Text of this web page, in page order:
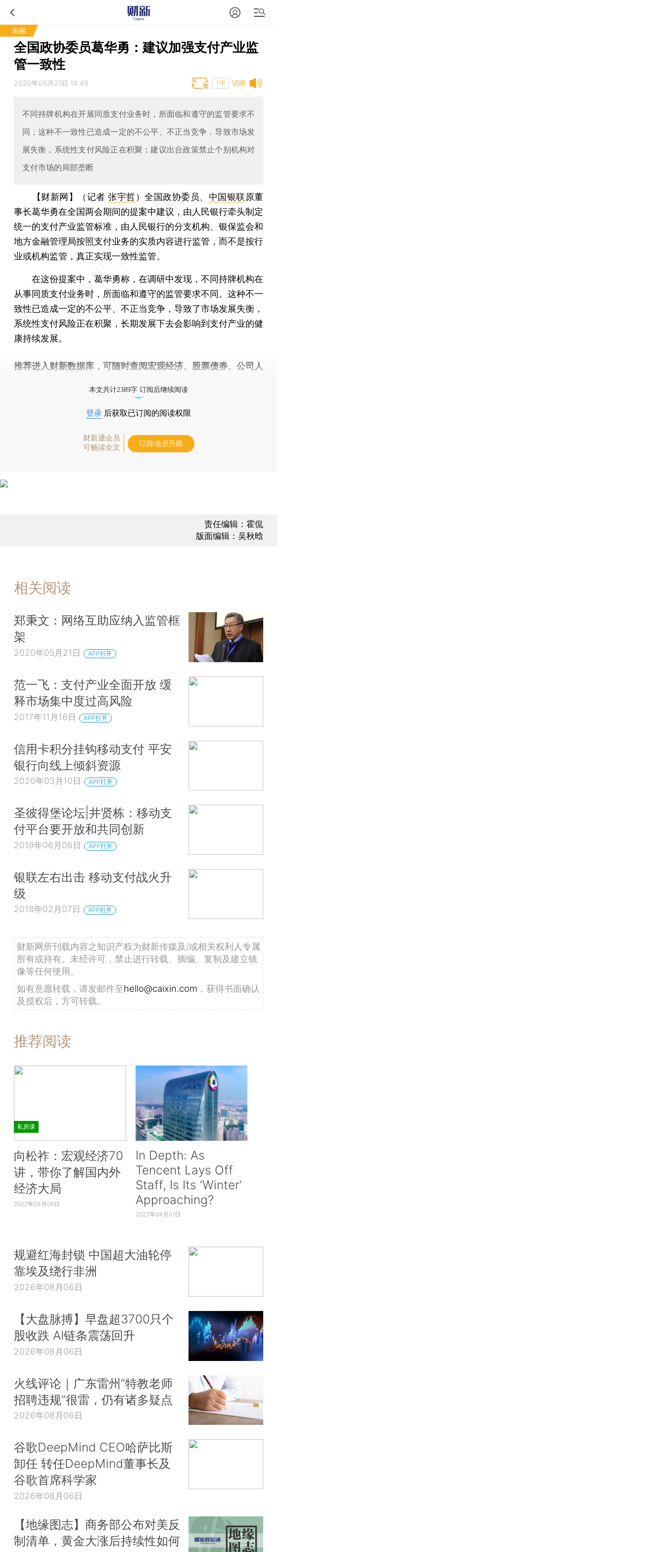
金融
全国政协委员葛华勇：建议加强支付产业监
管一致性
试听
2020年05月21日 14:49 T中
不同持牌机构在开展同质支付业务时，所面临和遵守的监管要求不
同；这种不一致性已造成一定的不公平、不正当竞争，导致市场发
展失衡，系统性支付风险正在积聚；建议出台政策禁止个别机构对
支付市场的局部垄断
【财新网】（记者张宇哲）全国政协委员、 中国银联原董
事长葛华勇在全国两会期间的提案中建议，由人民银行牵头制定
统一的支付产业监管标准，由人民银行的分支机构、银保监会和
地方金融管理局按照支付业务的实质内容进行监管，而不是按行
业或机构监管，真正实现一致性监管。
在这份提案中，葛华勇称，在调研中发现，不同持牌机构在
从事同质支付业务时，所面临和遵守的监管要求不同。这种不一
致性已造成一定的不公平、不正当竞争，导致了市场发展失衡，
系统性支付风险正在积聚，长期发展下去会影响到支付产业的健
康持续发展。
推荐进入财新数据库 ，可随时查阅宏观经济、股票债券、公司人
本文共计2389字 订阅后继续阅读
登录 后获取已订阅的阅读权限
财新通会员
可畅读全文
订阅/会员升级
责任编辑：霍侃
版面编辑：吴秋晗
相关阅读
郑秉文：网络互助应纳入监管框
架
2020年05月21日 APP打开
范一飞：支付产业全面开放 缓
释市场集中度过高风险
2017年11月16日 APP打开
信用卡积分挂钩移动支付 平安
银行向线上倾斜资源
2020年03月10日 APP打开
圣彼得堡论坛|井贤栋：移动支
付平台要开放和共同创新
2019年06月06日 APP打开
银联左右出击 移动支付战火升
级
2018年02月07日 APP打开
财新网所刊载内容之知识产权为财新传媒及/或相关权利人专属
所有或持有。未经许可，禁止进行转载、摘编、复制及建立镜
像等任何使用。
如有意愿转载，请发邮件至hello@caixin.com ，获得书面确认
及授权后，方可转载。
推荐阅读
私房课
向松祚：宏观经济70
讲，带你了解国内外
经济大局
2022年04月06日
In Depth: As
Tencent Lays Off
Staff, Is Its ‘Winter’
Approaching?
2022年04月01日
规避红海封锁 中国超大油轮停
靠埃及绕行非洲
2026年08月06日
【大盘脉搏】早盘超3700只个
股收跌 AI链条震荡回升
2026年08月06日
火线评论｜广东雷州“特教老师
招聘违规”很雷，仍有诸多疑点
2026年08月06日
谷歌DeepMind CEO哈萨比斯
卸任 转任DeepMind董事长及
谷歌首席科学家
2026年08月06日
【地缘图志】商务部公布对美反
制清单，黄金大涨后持续性如何